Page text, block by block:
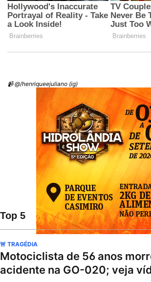
📹 @/henriqueejuliano (ig)
Top 5
🚨 TRAGÉDIA
Motociclista de 56 anos
acidente na GO-020; veja